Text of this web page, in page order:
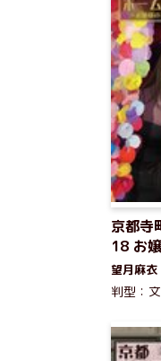
京都寺
18 お
望月麻衣
判型：